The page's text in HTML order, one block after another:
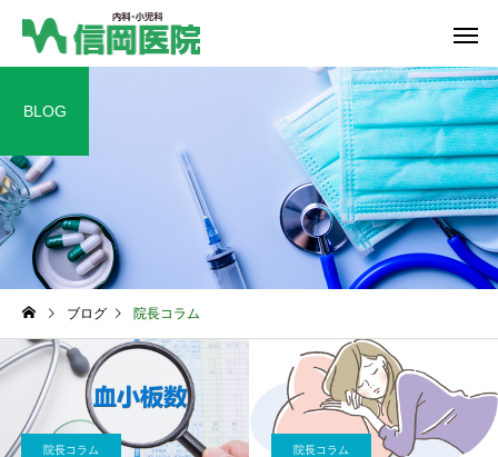
総合内科 血液内
BLOG
ブログ 院長コラム
院長コラム 院長コラム